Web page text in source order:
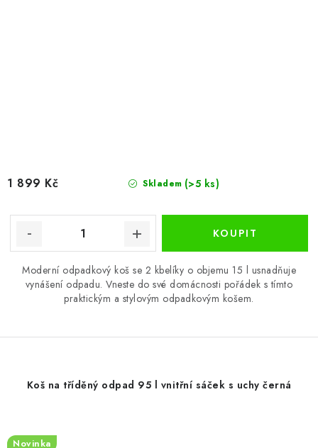
Skladem (>5 ks)
1 899 Kč
Moderní odpadkový koš se 2 kbelíky o objemu 15 l usnadňuje
vynášení odpadu. Vneste do své domácnosti pořádek s tímto
praktickým a stylovým odpadkovým košem.
Koš na tříděný odpad 95 l vnitřní sáček s uchy černá
Novinka